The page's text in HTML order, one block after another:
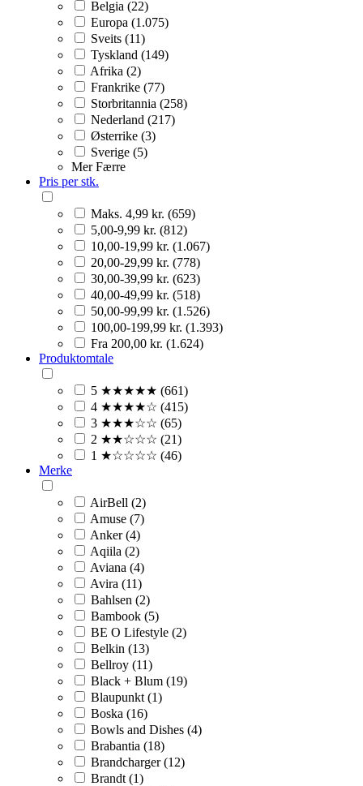
Belgia (22)
Europa (1.075)
Sveits (11)
Tyskland (149)
Afrika (2)
Frankrike (77)
Storbritannia (258)
Nederland (217)
Østerrike (3)
Sverige (5)
Mer Færre
Pris per stk.
Maks. 4,99 kr. (659)
5,00-9,99 kr. (812)
10,00-19,99 kr. (1.067)
20,00-29,99 kr. (778)
30,00-39,99 kr. (623)
40,00-49,99 kr. (518)
50,00-99,99 kr. (1.526)
100,00-199,99 kr. (1.393)
Fra 200,00 kr. (1.624)
Produktomtale
5 ★★★★★ (661)
4 ★★★★☆ (415)
3 ★★★☆☆ (65)
2 ★★☆☆☆ (21)
1 ★☆☆☆☆ (46)
Merke
AirBell (2)
Amuse (7)
Anker (4)
Aqiila (2)
Aviana (4)
Avira (11)
Bahlsen (2)
Bambook (5)
BE O Lifestyle (2)
Belkin (13)
Bellroy (11)
Black + Blum (19)
Blaupunkt (1)
Boska (16)
Bowls and Dishes (4)
Brabantia (18)
Brandcharger (12)
Brandt (1)